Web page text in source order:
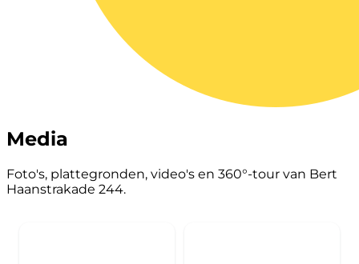
Media
Foto's, plattegronden, video's en 360°-tour van Bert
Haanstrakade 244.